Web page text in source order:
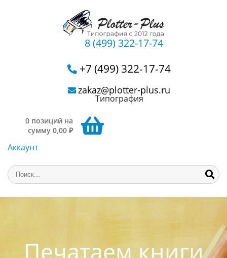
8 (499) 322-17-74
+7 (499) 322-17-74
zakaz@plotter-plus.ru
Типография
0 позиций на
сумму 0,00 ₽
Аккаунт
Печатаем книги